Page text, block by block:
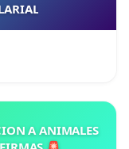
A ANIMALES